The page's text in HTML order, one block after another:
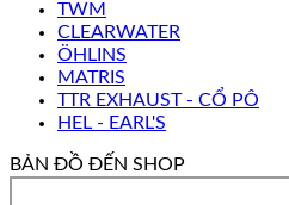
TWM
CLEARWATER
ÖHLINS
MATRIS
TTR EXHAUST - CỔ PÔ
HEL - EARL'S
BẢN ĐỒ ĐẾN SHOP